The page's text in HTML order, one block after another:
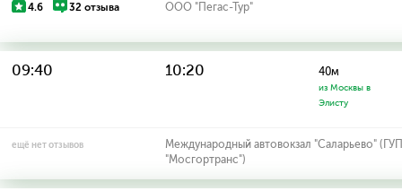
4.6 32 отзыва ООО "Пегас-Тур"
09:40 10:20 40м
из Москвы в
Элисту
ещё нет отзывов
Международный автовокзал "Саларьево"
"Мосгортранс")